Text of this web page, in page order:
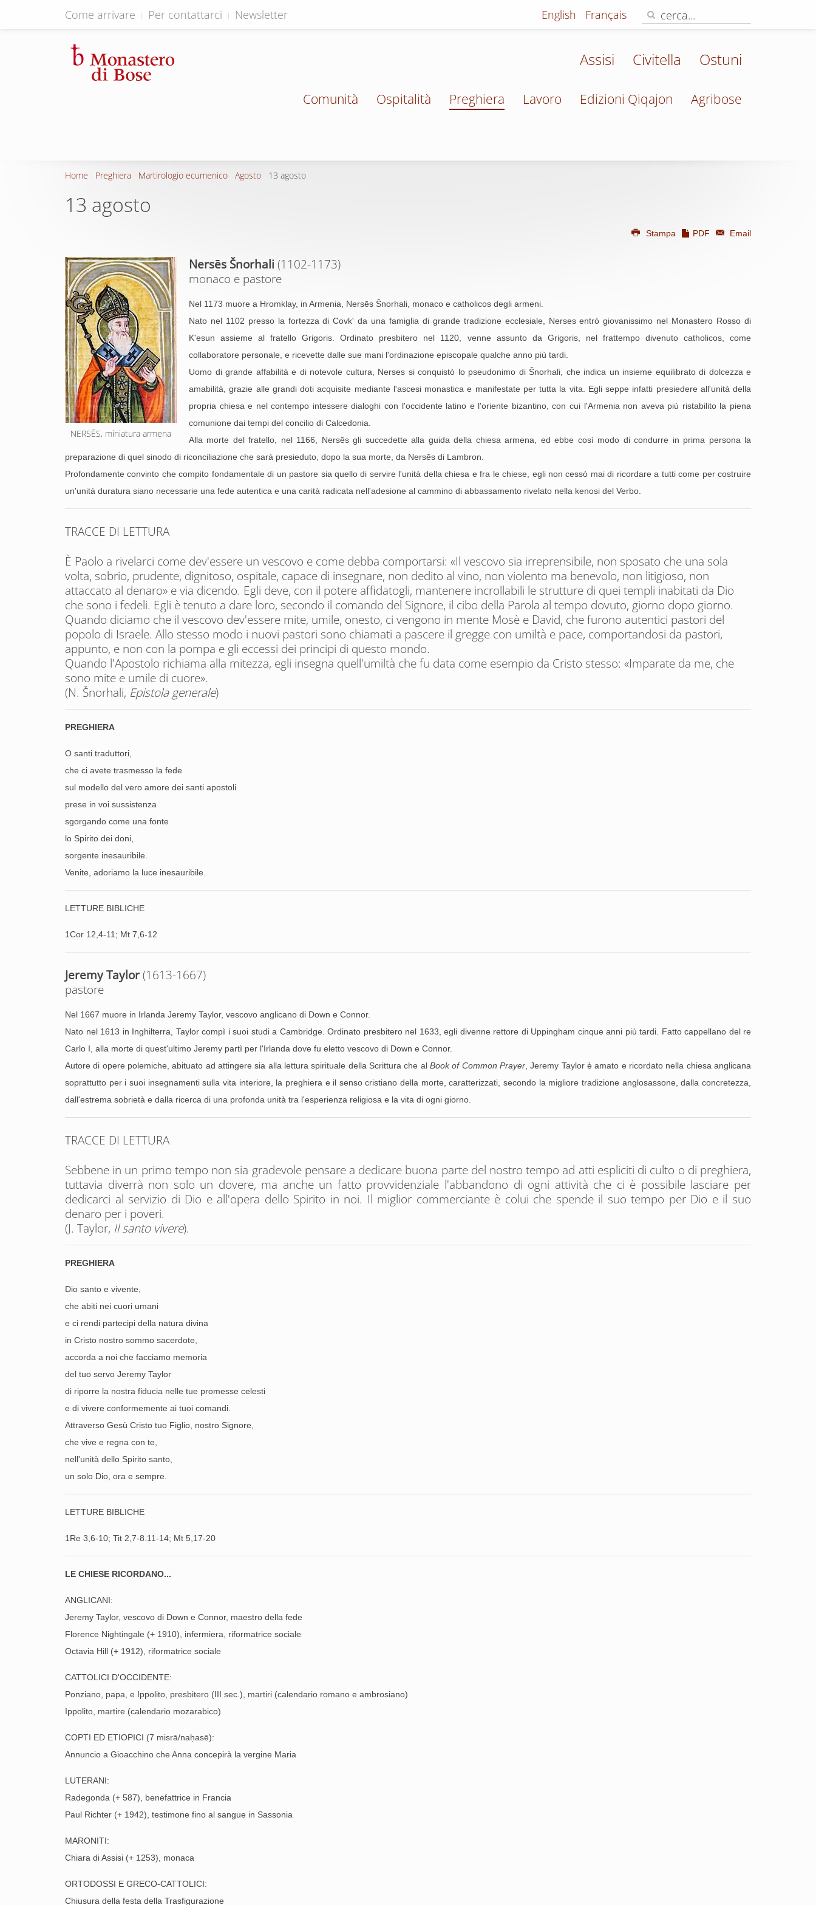
Come arrivare Per contattarci Newsletter English Français
Assisi Civitella Ostuni
Comunità Ospitalità Preghiera Lavoro Edizioni Qiqajon Agribose
Home Preghiera Martirologio ecumenico Agosto 13 agosto
13 agosto
Stampa PDF Email
NERSĒS, miniatura armena
Nersēs Šnorhali (1102-1173)
monaco e pastore
Nel 1173 muore a Hromklay, in Armenia, Nersēs Šnorhali, monaco e catholicos degli armeni.
Nato nel 1102 presso la fortezza di Covk' da una famiglia di grande tradizione ecclesiale, Nerses entrò giovanissimo nel Monastero Rosso di
K'esun assieme al fratello Grigoris. Ordinato presbitero nel 1120, venne assunto da Grigoris, nel frattempo divenuto catholicos, come
collaboratore personale, e ricevette dalle sue mani l'ordinazione episcopale qualche anno più tardi.
Uomo di grande affabilità e di notevole cultura, Nerses si conquistò lo pseudonimo di Šnorhali, che indica un insieme equilibrato di dolcezza e
amabilità, grazie alle grandi doti acquisite mediante l'ascesi monastica e manifestate per tutta la vita. Egli seppe infatti presiedere all'unità della
propria chiesa e nel contempo intessere dialoghi con l'occidente latino e l'oriente bizantino, con cui l'Armenia non aveva più ristabilito la piena
comunione dai tempi del concilio di Calcedonia.
Alla morte del fratello, nel 1166, Nersēs gli succedette alla guida della chiesa armena, ed ebbe così modo di condurre in prima persona la
preparazione di quel sinodo di riconciliazione che sarà presieduto, dopo la sua morte, da Nersēs di Lambron.
Profondamente convinto che compito fondamentale di un pastore sia quello di servire l'unità della chiesa e fra le chiese, egli non cessò mai di ricordare a tutti come per costruire
un'unità duratura siano necessarie una fede autentica e una carità radicata nell'adesione al cammino di abbassamento rivelato nella kenosi del Verbo.
TRACCE DI LETTURA
È Paolo a rivelarci come dev'essere un vescovo e come debba comportarsi: «Il vescovo sia irreprensibile, non sposato che una sola
volta, sobrio, prudente, dignitoso, ospitale, capace di insegnare, non dedito al vino, non violento ma benevolo, non litigioso, non
attaccato al denaro» e via dicendo. Egli deve, con il potere affidatogli, mantenere incrollabili le strutture di quei templi inabitati da Dio
che sono i fedeli. Egli è tenuto a dare loro, secondo il comando del Signore, il cibo della Parola al tempo dovuto, giorno dopo giorno.
Quando diciamo che il vescovo dev'essere mite, umile, onesto, ci vengono in mente Mosè e David, che furono autentici pastori del
popolo di Israele. Allo stesso modo i nuovi pastori sono chiamati a pascere il gregge con umiltà e pace, comportandosi da pastori,
appunto, e non con la pompa e gli eccessi dei principi di questo mondo.
Quando l'Apostolo richiama alla mitezza, egli insegna quell'umiltà che fu data come esempio da Cristo stesso: «Imparate da me, che
sono mite e umile di cuore».
(N. Šnorhali, Epistola generale)
PREGHIERA
O santi traduttori,
che ci avete trasmesso la fede
sul modello del vero amore dei santi apostoli
prese in voi sussistenza
sgorgando come una fonte
lo Spirito dei doni,
sorgente inesauribile.
Venite, adoriamo la luce inesauribile.
LETTURE BIBLICHE
1Cor 12,4-11; Mt 7,6-12
Jeremy Taylor(1613-1667)
pastore
Nel 1667 muore in Irlanda Jeremy Taylor, vescovo anglicano di Down e Connor.
Nato nel 1613 in Inghilterra, Taylor compì i suoi studi a Cambridge. Ordinato presbitero nel 1633, egli divenne rettore di Uppingham cinque anni più tardi. Fatto cappellano del re
Carlo I, alla morte di quest'ultimo Jeremy partì per l'Irlanda dove fu eletto vescovo di Down e Connor.
Autore di opere polemiche, abituato ad attingere sia alla lettura spirituale della Scrittura che al Book of Common Prayer , Jeremy Taylor è amato e ricordato nella chiesa anglicana
soprattutto per i suoi insegnamenti sulla vita interiore, la preghiera e il senso cristiano della morte, caratterizzati, secondo la migliore tradizione anglosassone, dalla concretezza,
dall'estrema sobrietà e dalla ricerca di una profonda unità tra l'esperienza religiosa e la vita di ogni giorno.
TRACCE DI LETTURA
Sebbene in un primo tempo non sia gradevole pensare a dedicare buona parte del nostro tempo ad atti espliciti di culto o di preghiera,
tuttavia diverrà non solo un dovere, ma anche un fatto provvidenziale l'abbandono di ogni attività che ci è possibile lasciare per
dedicarci al servizio di Dio e all'opera dello Spirito in noi. Il miglior commerciante è colui che spende il suo tempo per Dio e il suo
denaro per i poveri.
(J. Taylor, Il santo vivere).
PREGHIERA
Dio santo e vivente,
che abiti nei cuori umani
e ci rendi partecipi della natura divina
in Cristo nostro sommo sacerdote,
accorda a noi che facciamo memoria
del tuo servo Jeremy Taylor
di riporre la nostra fiducia nelle tue promesse celesti
e di vivere conformemente ai tuoi comandi.
Attraverso Gesù Cristo tuo Figlio, nostro Signore,
che vive e regna con te,
nell'unità dello Spirito santo,
un solo Dio, ora e sempre.
LETTURE BIBLICHE
1Re 3,6-10; Tit 2,7-8.11-14; Mt 5,17-20
LE CHIESE RICORDANO...
ANGLICANI:
Jeremy Taylor, vescovo di Down e Connor, maestro della fede
Florence Nightingale (+ 1910), infermiera, riformatrice sociale
Octavia Hill (+ 1912), riformatrice sociale
CATTOLICI D'OCCIDENTE:
Ponziano, papa, e Ippolito, presbitero (III sec.), martiri (calendario romano e ambrosiano)
Ippolito, martire (calendario mozarabico)
COPTI ED ETIOPICI (7 misrā/naḥasē):
Annuncio a Gioacchino che Anna concepirà la vergine Maria
LUTERANI:
Radegonda (+ 587), benefattrice in Francia
Paul Richter (+ 1942), testimone fino al sangue in Sassonia
MARONITI:
Chiara di Assisi (+ 1253), monaca
ORTODOSSI E GRECO-CATTOLICI:
Chiusura della festa della Trasfigurazione